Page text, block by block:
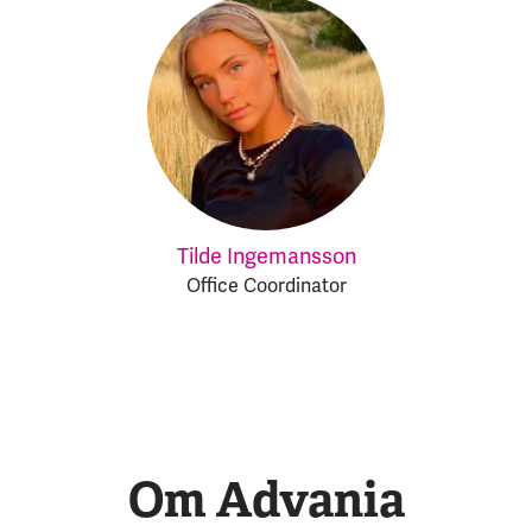
Tilde Ingemansson
Office Coordinator
Om Advania